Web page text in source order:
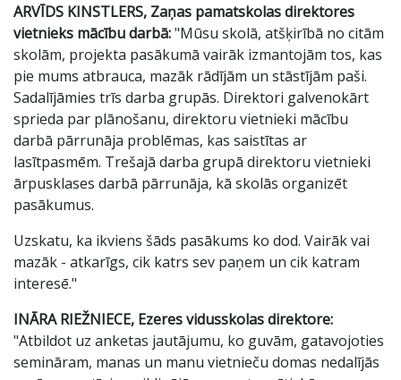
ARVĪDS KINSTLERS, Zaņas pamatskolas direktores
vietnieks mācību darbā:"Mūsu skolā, atšķirībā no citām
skolām, projekta pasākumā vairāk izmantojām tos, kas
pie mums atbrauca, mazāk rādījām un stāstījām paši.
Sadalījāmies trīs darba grupās. Direktori galvenokārt
sprieda par plānošanu, direktoru vietnieki mācību
darbā pārrunāja problēmas, kas saistītas ar
lasītpasmēm. Trešajā darba grupā direktoru vietnieki
ārpusklases darbā pārrunāja, kā skolās organizēt
pasākumus.
Uzskatu, ka ikviens šāds pasākums ko dod. Vairāk vai
mazāk - atkarīgs, cik katrs sev paņem un cik katram
interesē."
INĀRA RIEŽNIECE, Ezeres vidusskolas direktore:
"Atbildot uz anketas jautājumu, ko guvām, gatavojoties
semināram, manas un manu vietnieču domas nedalījās